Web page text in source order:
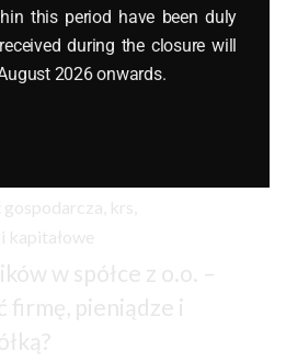
gospodarcza krs
kapitałowe
w spółce z o.o. –
firmę, pieniądze i
this period have been duly
during the closure will
2026 onwards.